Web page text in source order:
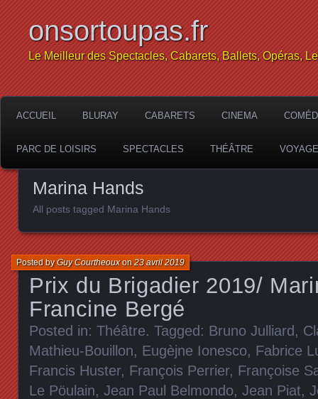
onsortoupas.fr
Le Meilleur des Spectacles, Cabarets, Ballets, Opéras,
ACCUEIL BLURAY CABARETS CINEMA
PARC DE LOISIRS SPECTACLES THÉÂTRE
Marina Hands
All posts tagged Marina Hands
Prix du Brigadier 2019/
Francine Bergé
Posted byGuy Courtheouxon23 avril 2019
Posted in: Théâtre. Tagged: Bruno Julliard,
Mathieu-Bouillon, Eugèjne Ionesco, Fabrice
Francis Huster, François Perrier, Françoise
Le Pöulain, Jean Paul Belmondo, Jean Piat,